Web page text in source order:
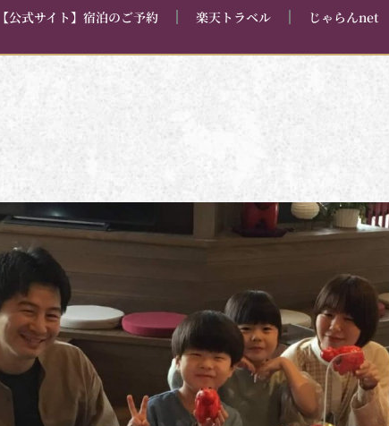
【公式サイト】宿泊のご予約 楽天トラベル じゃらんnet